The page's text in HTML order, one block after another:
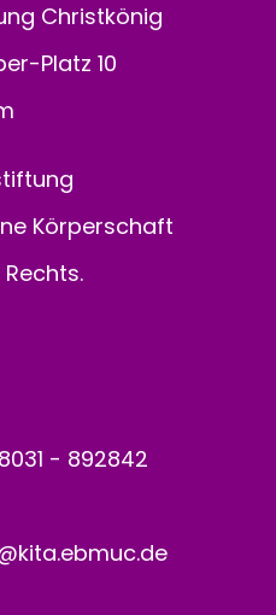
Christkönig
Platz 10
Körperschaft
- 892842